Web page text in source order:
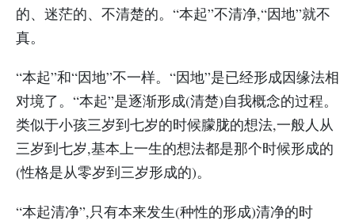
的、迷茫的、不清楚的。“本起”不清净,“因地”就不
真。
“本起”和“因地”不一样。“因地”是已经形成因缘法相
对境了。“本起”是逐渐形成(清楚)自我概念的过程。
类似于小孩三岁到七岁的时候朦胧的想法,一般人从
三岁到七岁,基本上一生的想法都是那个时候形成的
(性格是从零岁到三岁形成的)。
“本起清净”,只有本来发生(种性的形成)清净的时